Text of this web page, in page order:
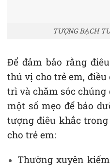
TƯỢNG BẠCH
Để đảm bảo rằng
thú vị cho trẻ em,
trì và chăm sóc chúng
một số mẹo để bảo
tượng điêu khắc
cho trẻ em:
Thường xuyên